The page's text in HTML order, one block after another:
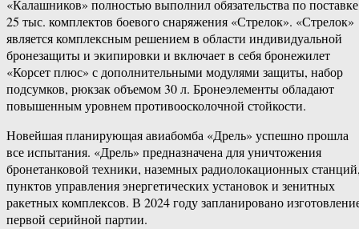
«Калашников» полностью выполнил обязательства по поставке
25 тыс. комплектов боевого снаряжения «Стрелок». «Стрелок»
является комплексным решением в области индивидуальной
бронезащиты и экипировки и включает в себя бронежилет
«Корсет плюс» с дополнительными модулями защиты, набор
подсумков, рюкзак объемом 30 л. Бронеэлементы обладают
повышенным уровнем противоосколочной стойкости.
Новейшая планирующая авиабомба «Дрель» успешно прошла
все испытания. «Дрель» предназначена для уничтожения
бронетанковой техники, наземных радиолокационных
пунктов управления энергетических установок и зенитных
ракетных комплексов. В 2024 году запланировано
первой серийной партии.